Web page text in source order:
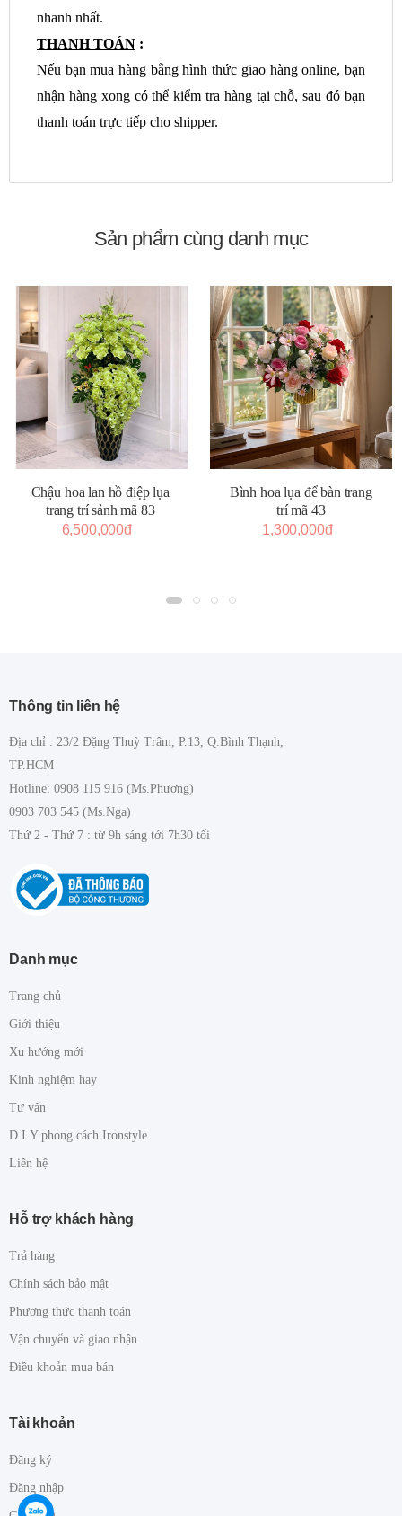
nhanh nhất.
THANH TOÁN :
Nếu bạn mua hàng bằng hình thức giao hàng online, bạn
nhận hàng xong có thể kiểm tra hàng tại chỗ, sau đó bạn
thanh toán trực tiếp cho shipper.
Sản phẩm cùng danh mục
Chậu hoa lan hồ điệp lụa
trang trí sảnh mã 83
6,500,000đ
Bình hoa lụa để bàn trang
trí mã 43
1,300,000đ
Thông tin liên hệ
Địa chỉ : 23/2 Đặng Thuỳ Trâm, P.13, Q.Bình Thạnh,
TP.HCM
Hotline: 0908 115 916 (Ms.Phương)
0903 703 545 (Ms.Nga)
Thứ 2 - Thứ 7 : từ 9h sáng tới 7h30 tối
Danh mục
Trang chủ
Giới thiệu
Xu hướng mới
Kinh nghiệm hay
Tư vấn
D.I.Y phong cách Ironstyle
Liên hệ
Hỗ trợ khách hàng
Trả hàng
Chính sách bảo mật
Phương thức thanh toán
Vận chuyển và giao nhận
Điều khoản mua bán
Tài khoản
Đăng ký
Đăng nhập